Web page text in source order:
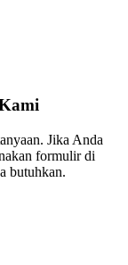
Jika Anda
formulir di
butuhkan.